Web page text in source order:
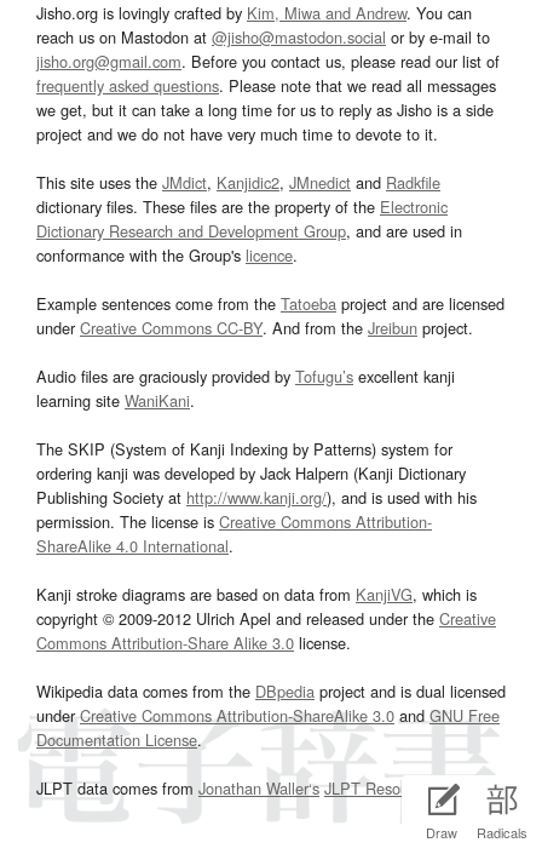
Draw Radicals
Jisho.org is lovingly crafted by Kim, Miwa and Andrew. You can
reach us on Mastodon at @jisho@mastodon.social or by e-mail to
jisho.org@gmail.com. Before you contact us, please read our list of
frequently asked questions. Please note that we read all messages
we get, but it can take a long time for us to reply as Jisho is a side
project and we do not have very much time to devote to it.
This site uses the JMdict, Kanjidic2, JMnedict and Radkfile
dictionary files. These files are the property of the Electronic
Dictionary Research and Development Group, and are used in
conformance with the Group's licence.
Example sentences come from the Tatoeba project and are licensed
underCreative Commons CC-BY. And from the Jreibun project.
Audio files are graciously provided by Tofugu’s excellent kanji
learning site WaniKani.
The SKIP (System of Kanji Indexing by Patterns) system for
ordering kanji was developed by Jack Halpern (Kanji Dictionary
Publishing Society at http://www.kanji.org/), and is used with his
permission. The license is Creative Commons Attribution-
ShareAlike 4.0 International.
Kanji stroke diagrams are based on data from KanjiVG, which is
copyright © 2009-2012 Ulrich Apel and released under the Creative
Commons Attribution-Share Alike 3.0 license.
Wikipedia data comes from the DBpedia project and is dual licensed
underCreative Commons Attribution-ShareAlike 3.0and GNU Free
Documentation License.
JLPT data comes from Jonathan Waller‘s JLPT Resourcespage.